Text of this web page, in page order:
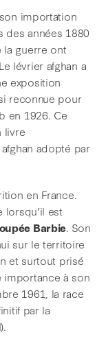
importation
des années 1880
guerre ont
lévrier afghan a
exposition
reconnue pour
en 1926. Ce
livre
adopté par
en France.
lorsqu’il est
Barbie. Son
sur le territoire
et surtout prisé
importance à son
1961, la race
par la